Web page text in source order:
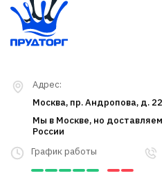
График работы
Адрес:
Москва, пр. Андропова, д. 22
Мы в Москве, но доставляем
России